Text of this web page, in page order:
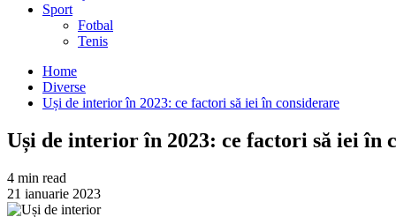
Sport
Fotbal
Tenis
Home
Diverse
Uși de interior în 2023: ce factori să iei în considerare
Uși de interior în 2023: ce factori să iei în
4 min read
21 ianuarie 2023